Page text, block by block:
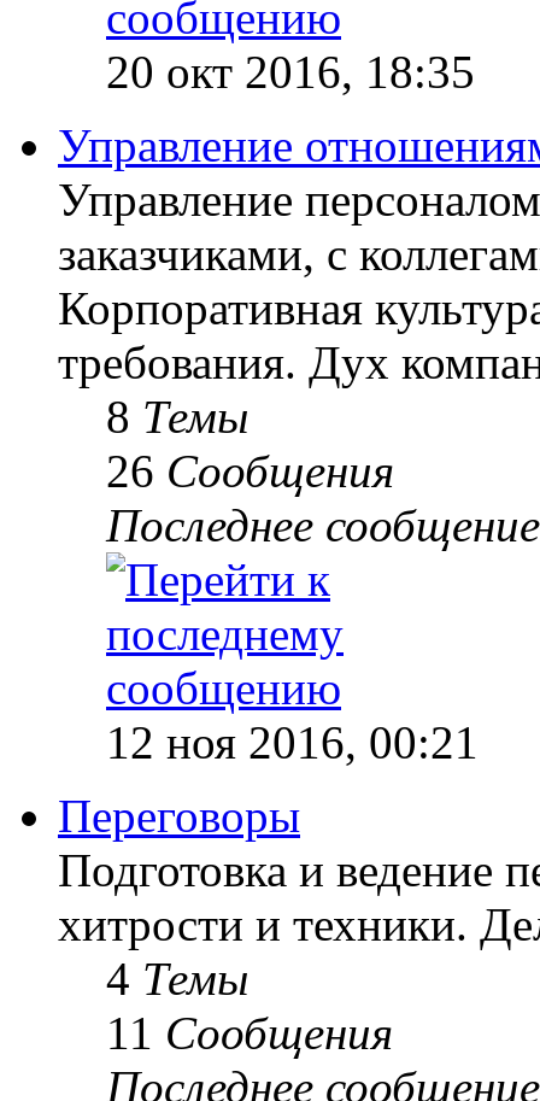
20 окт 2016, 18:35
Управление
Управление
заказчиками, с
Корпоративная
требования. Дух
8 Темы
26 Сообщения
Последнее сообщение
12 ноя 2016, 00:21
Переговоры
Подготовка и ведение
хитрости и техники.
4 Темы
11 Сообщения
Последнее сообщение